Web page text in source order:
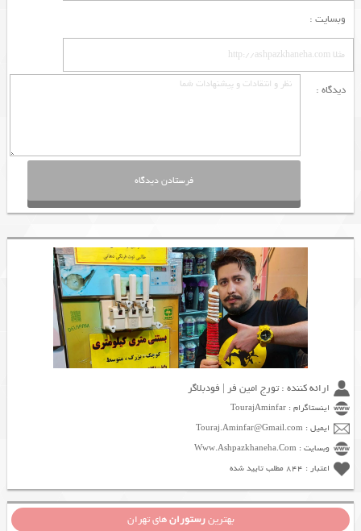
وبسایت :
دیدگاه :
ارائه کننده : تورج امین فر | فودبلاگر
اینستاگرام : TourajAminfar
ایمیل : Touraj.Aminfar@Gmail.com
وبسایت : Www.Ashpazkhaneha.Com
اعتبار : 844 مطلب تایید شده
بهترینرستورانهای تهران